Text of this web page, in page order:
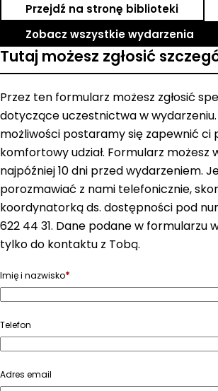
Przejdź na stronę biblioteki
Zobacz wszystkie wydarzenia
Tutaj możesz zgłosić
Przez ten formularz możesz zgłosić
dotyczące uczestnictwa w
możliwości postaramy się zapewnić ci
komfortowy udział. Formularz możesz
najpóźniej 10 dni przed wydarzeniem.
porozmawiać z nami telefonicznie,
koordynatorką ds. dostępności pod
622 44 31. Dane podane w formularzu
tylko do kontaktu z Tobą.
Imię i nazwisko*
Telefon
Adres email